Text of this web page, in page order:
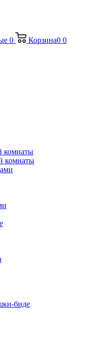
0 Корзина0 0
комнаты
комнаты
биде